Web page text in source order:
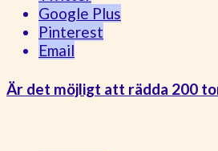
Google Plus
Pinterest
Email
Är det möjligt att rädda 200